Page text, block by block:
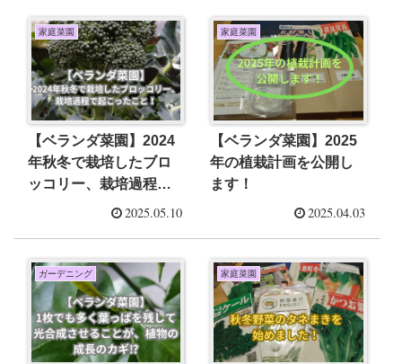
家庭菜園
【ベランダ菜園】2024
年秋冬で栽培したブロ
ッコリー、栽培過程で
起こったこと！2025.05.10
家庭菜園
【ベランダ菜園】2025
年の植栽計画を公開し
ます！
2025.04.03
ガーデニング 家庭菜園